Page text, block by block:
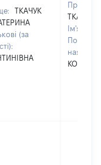
ТКАЧУК
(за
ТКАЧУК
Ім'я:
По